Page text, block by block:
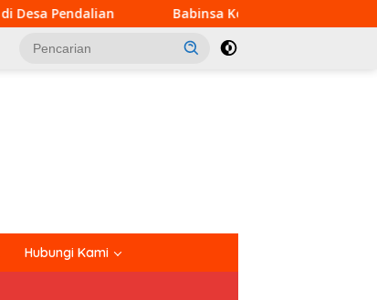
Babinsa Koramil 03/Bunut Perkuat Koordinasi
Hubungi Kami